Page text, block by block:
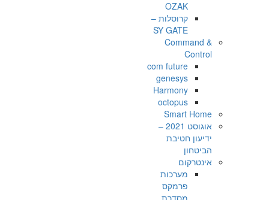
OZAK
קרוסלות –
SY GATE
Command &
Control
com future
genesys
Harmony
octopus
Smart Home
אוגוסט 2021 –
ידיעון חטיבת
הביטחון
אינטרקום
מערכות
פרמקס